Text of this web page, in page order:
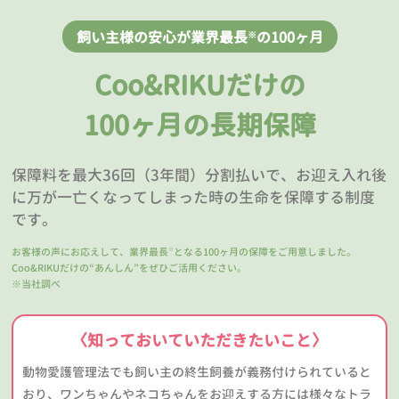
飼い主様の安心が業界最長※の100ヶ月
Coo&RIKUだけの
100ヶ月の長期保障
保障料を最大36回（3年間）分割払いで、お迎え入れ後
に万が一亡くなってしまった時の生命を保障する制度
です。
お客様の声にお応えして、業界最長 ※ となる100ヶ月の保障をご用意しました。
Coo&RIKUだけの“あんしん”をぜひご活用ください。
※当社調べ
〈知っておいていただきたいこと〉
動物愛護管理法でも飼い主の終生飼養が義務付けられていると
おり、ワンちゃんやネコちゃんをお迎えする方には様々なトラ